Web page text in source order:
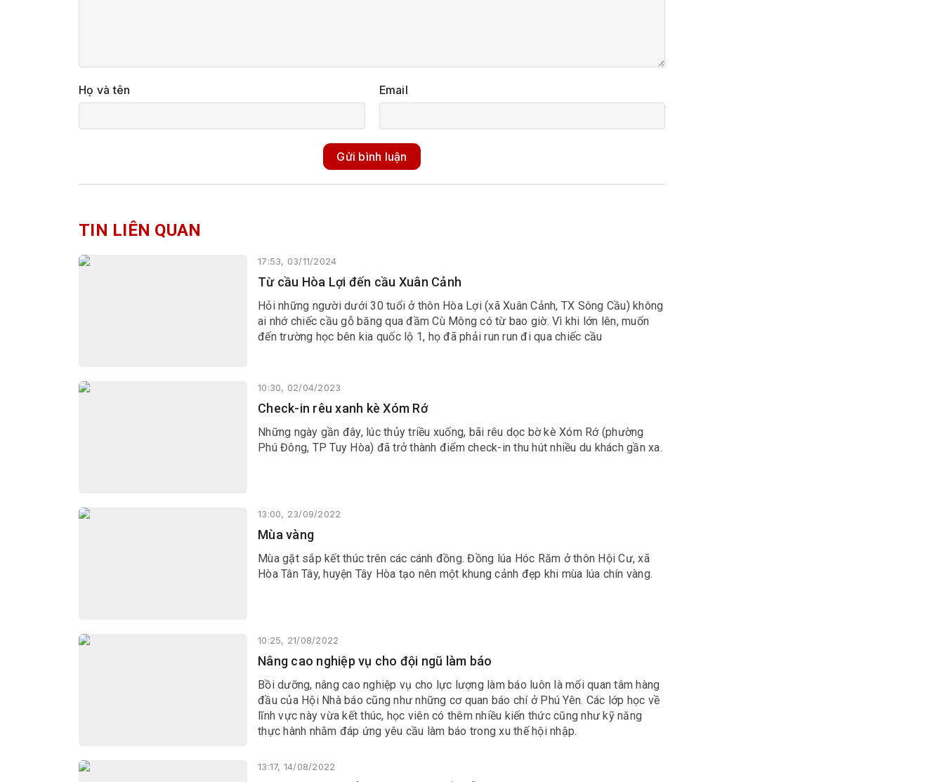
Họ và tên Email
Gửi bình luận
TIN LIÊN QUAN
17:53, 03/11/2024
Từ cầu Hòa Lợi đến cầu Xuân Cảnh
Hỏi những người dưới 30 tuổi ở thôn Hòa Lợi (xã Xuân Cảnh, TX Sông Cầu) không
ai nhớ chiếc cầu gỗ băng qua đầm Cù Mông có từ bao giờ. Vì khi lớn lên, muốn
đến trường học bên kia quốc lộ 1, họ đã phải run run đi qua chiếc cầu
10:30, 02/04/2023
Check-in rêu xanh kè Xóm Rớ
Những ngày gần đây, lúc thủy triều xuống, bãi rêu dọc bờ kè Xóm Rớ (phường
Phú Đông, TP Tuy Hòa) đã trở thành điểm check-in thu hút nhiều du khách gần xa.
13:00, 23/09/2022
Mùa vàng
Mùa gặt sắp kết thúc trên các cánh đồng. Đồng lúa Hóc Răm ở thôn Hội Cư, xã
Hòa Tân Tây, huyện Tây Hòa tạo nên một khung cảnh đẹp khi mùa lúa chín vàng.
10:25, 21/08/2022
Nâng cao nghiệp vụ cho đội ngũ làm báo
Bồi dưỡng, nâng cao nghiệp vụ cho lực lượng làm báo luôn là mối quan tâm hàng
đầu của Hội Nhà báo cũng như những cơ quan báo chí ở Phú Yên. Các lớp học về
lĩnh vực này vừa kết thúc, học viên có thêm nhiều kiến thức cũng như kỹ năng
thực hành nhằm đáp ứng yêu cầu làm báo trong xu thế hội nhập.
13:17, 14/08/2022